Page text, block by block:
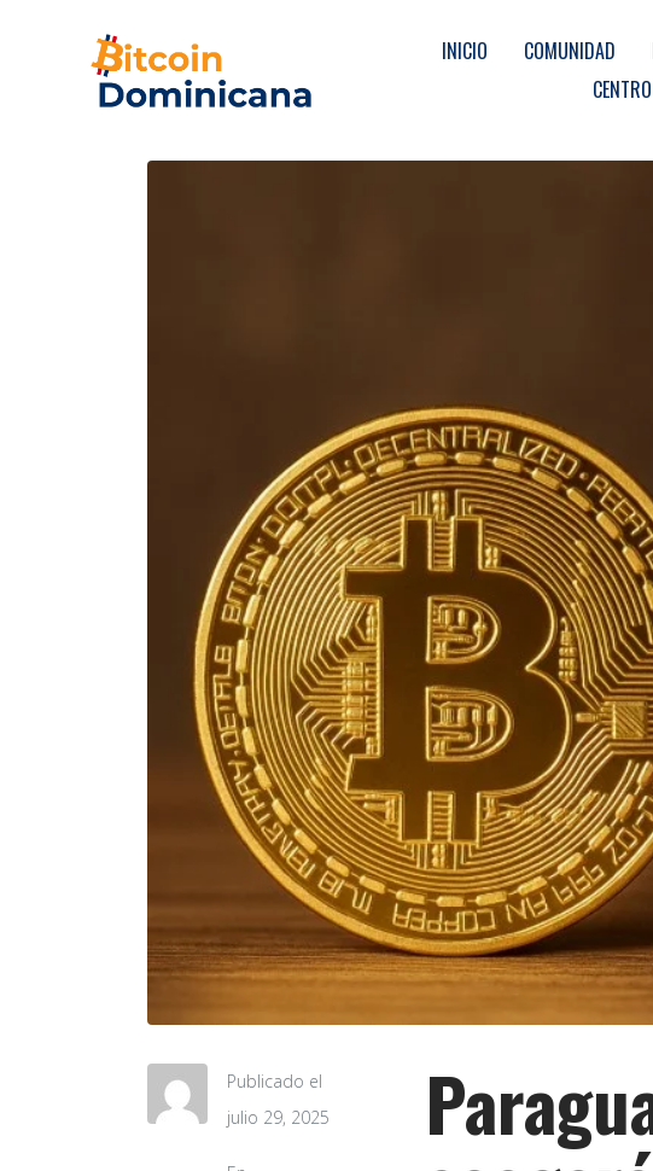
INICIO COMUNIDAD
Publicado el
julio 29, 2025